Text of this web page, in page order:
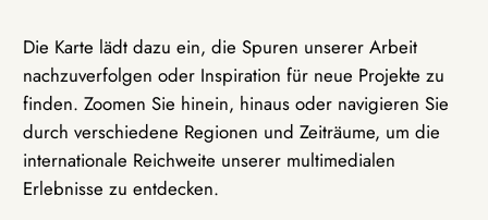
Die Karte lädt dazu ein, die Spuren unserer Arbeit
nachzuverfolgen oder Inspiration für neue Projekte zu
finden. Zoomen Sie hinein, hinaus oder navigieren Sie
durch verschiedene Regionen und Zeiträume, um die
internationale Reichweite unserer multimedialen
Erlebnisse zu entdecken.